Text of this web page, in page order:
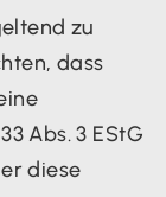
zu
dass
Abs. 3 EStG
diese